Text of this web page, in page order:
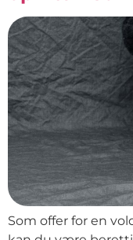
Som offer for en